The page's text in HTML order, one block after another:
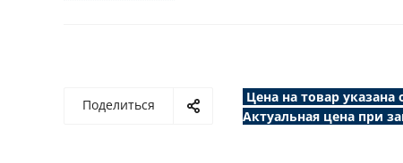
Поделиться
Цена на товар
Актуальная цена при